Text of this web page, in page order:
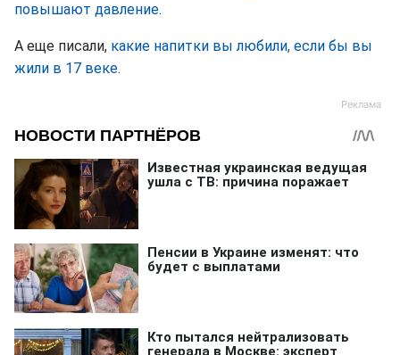
повышают давление.
А еще писали, какие напитки вы любили, если бы вы
жили в 17 веке.